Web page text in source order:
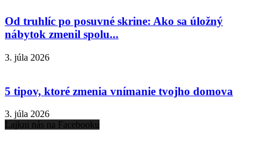
Od truhlíc po posuvné skrine: Ako sa úložný
nábytok zmenil spolu...
3. júla 2026
5 tipov, ktoré zmenia vnímanie tvojho domova
3. júla 2026
Lajkni nás na Facebooku